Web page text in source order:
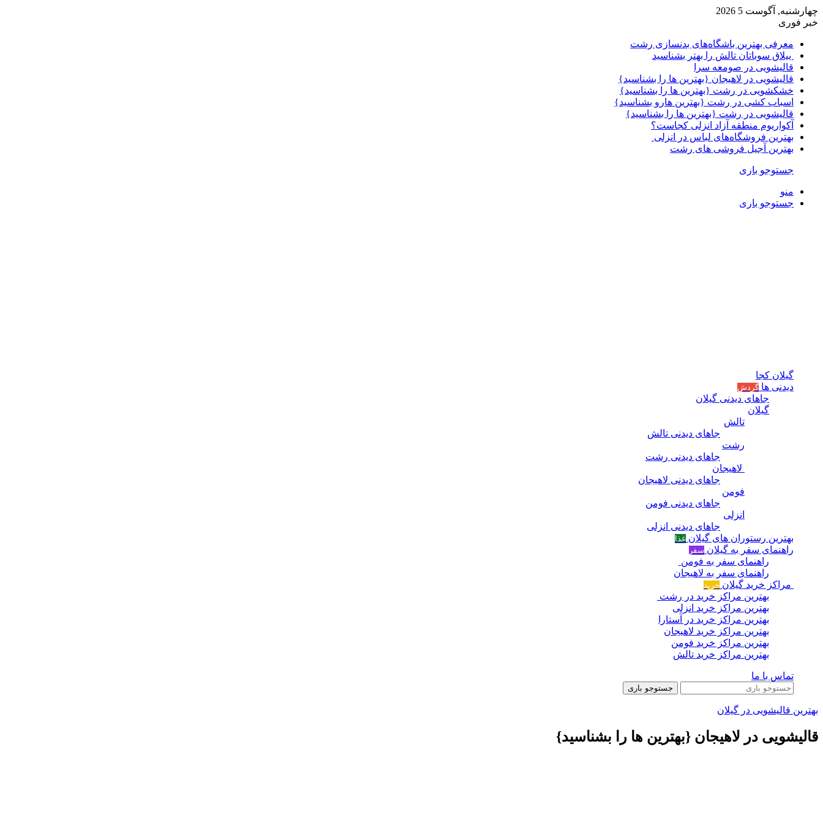
چهارشنبه, آگوست 5 2026
خبر فوری
معرفی بهترین باشگاه‌های بدنسازی رشت
ییلاق سوباتان تالش را بهتر بشناسید
​قالیشویی در صومعه سرا
قالیشویی‌ در لاهیجان {بهترین ها را بشناسید}
خشکشویی در رشت {بهترین ها را بشناسید}
اسباب کشی در رشت {بهترین هارو بشناسید}
قالیشویی در رشت {بهترین ها را بشناسید}
آکواریوم منطقه آزاد انزلی کجاست؟
بهترین فروشگاه‌های لباس در انزلی
بهترین آجیل فروشی‌ های رشت
جستوجو باری
منو
جستوجو باری
گیلان کجا
دیدنی ها گردش
جاهای دیدنی گیلان
گیلان
تالش
جاهای دیدنی تالش
رشت
جاهای دیدنی رشت
لاهیجان
جاهای دیدنی لاهیجان
فومن
جاهای دیدنی فومن
انزلی
جاهای دیدنی انزلی
بهترین رستوران های گیلان غذا
راهنمای سفر به گیلان سفر
راهنمای سفر به فومن
راهنمای سفر به لاهیجان
مراکز خرید گیلان خرید
بهترین مراکز خرید در رشت
بهترین مراکز خرید انزلی
بهترین مراکز خرید در آستارا
بهترین مراکز خرید لاهیجان
بهترین مراکز خرید فومن
بهترین مراکز خرید تالش
تماس با ما
جستوجو باری
بهترین قالیشویی در گیلان
قالیشویی‌ در لاهیجان {بهترین ها را بشناسید}